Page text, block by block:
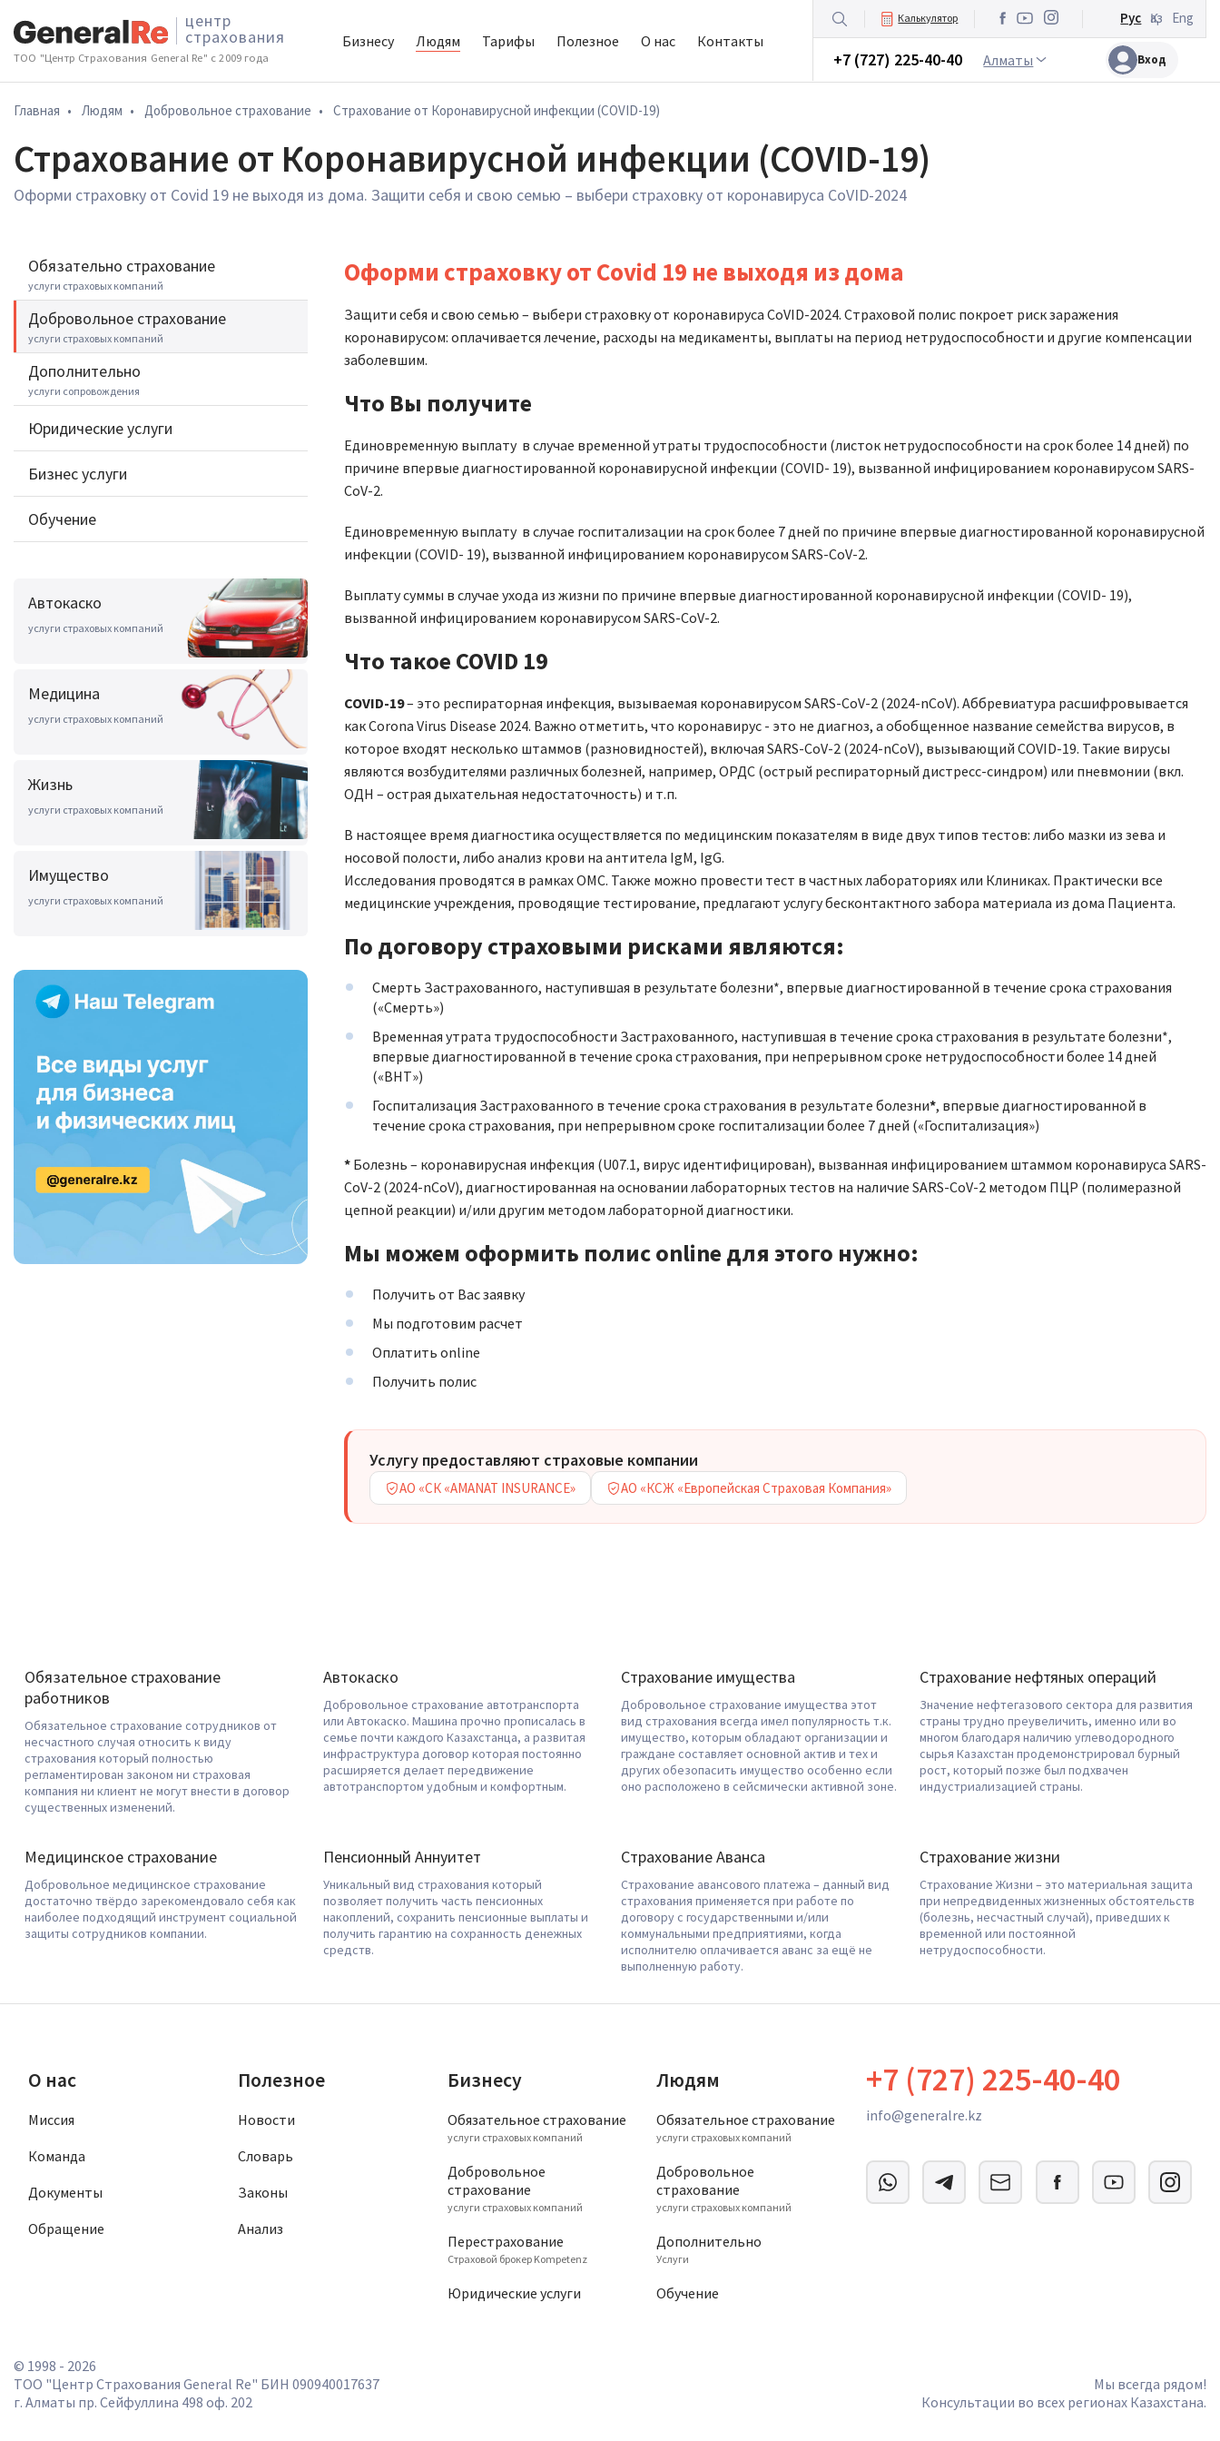
центр
страхования
ТОО "Центр Страхования General Re" с 2009 года
Бизнесу Людям Тарифы Полезное О нас Контакты
Калькулятор Рус Қаз Eng
+7 (727) 225-40-40 Алматы Вход
Главная • Людям • Добровольное cтрахование • Страхование от Коронавирусной инфекции (COVID-19)
Страхование от Коронавирусной инфекции (COVID-19)
Оформи страховку от Covid 19 не выходя из дома. Защити себя и свою семью – выбери страховку от коронавируса CoVID-2024
Обязательно страхование
услуги страховых компаний
Добровольное cтрахование
услуги страховых компаний
Дополнительно
услуги сопровождения
Юридические услуги
Бизнес услуги
Обучение
Автокаско
услуги страховых компаний
Медицина
услуги страховых компаний
Жизнь
услуги страховых компаний
Имущество
услуги страховых компаний
Оформи страховку от Covid 19 не выходя из дома
Защити себя и свою семью – выбери страховку от коронавируса CoVID-2024. Страховой полис покроет риск заражения
коронавирусом: оплачивается лечение, расходы на медикаменты, выплаты на период нетрудоспособности и другие компенсации
заболевшим.
Что Вы получите
Единовременную выплату в случае временной утраты трудоспособности (листок нетрудоспособности на срок более 14 дней) по
причине впервые диагностированной коронавирусной инфекции (COVID- 19), вызванной инфицированием коронавирусом SARS-
CoV-2.
Единовременную выплату в случае госпитализации на срок более 7 дней по причине впервые диагностированной коронавирусной
инфекции (COVID- 19), вызванной инфицированием коронавирусом SARS-CoV-2.
Выплату суммы в случае ухода из жизни по причине впервые диагностированной коронавирусной инфекции (COVID- 19),
вызванной инфицированием коронавирусом SARS-CoV-2.
Что такое COVID 19
COVID-19– это респираторная инфекция, вызываемая коронавирусом SARS-CoV-2 (2024-nCoV). Аббревиатура расшифровывается
как Corona Virus Disease 2024. Важно отметить, что коронавирус - это не диагноз, а обобщенное название семейства вирусов, в
которое входят несколько штаммов (разновидностей), включая SARS-CoV-2 (2024-nCoV), вызывающий COVID-19. Такие вирусы
являются возбудителями различных болезней, например, ОРДС (острый респираторный дистресс-синдром) или пневмонии (вкл.
ОДН – острая дыхательная недостаточность) и т.п.
В настоящее время диагностика осуществляется по медицинским показателям в виде двух типов тестов: либо мазки из зева и
носовой полости, либо анализ крови на антитела IgM, IgG.
Исследования проводятся в рамках ОМС. Также можно провести тест в частных лабораториях или Клиниках. Практически все
медицинские учреждения, проводящие тестирование, предлагают услугу бесконтактного забора материала из дома Пациента.
По договору страховыми рисками являются:
Cмерть Застрахованного, наступившая в результате болезни*, впервые диагностированной в течение срока страхования
(«Смерть»)
Временная утрата трудоспособности Застрахованного, наступившая в течение срока страхования в результате болезни*,
впервые диагностированной в течение срока страхования, при непрерывном сроке нетрудоспособности более 14 дней
(«ВНТ»)
Госпитализация Застрахованного в течение срока страхования в результате болезни*, впервые диагностированной в
течение срока страхования, при непрерывном сроке госпитализации более 7 дней («Госпитализация»)
* Болезнь – коронавирусная инфекция (U07.1, вирус идентифицирован), вызванная инфицированием штаммом коронавируса SARS-
CoV-2 (2024-nCoV), диагностированная на основании лабораторных тестов на наличие SARS-CoV-2 методом ПЦР (полимеразной
цепной реакции) и/или другим методом лабораторной диагностики.
Мы можем оформить полис online для этого нужно:
Получить от Вас заявку
Мы подготовим расчет
Оплатить online
Получить полис
Услугу предоставляют страховые компании
АО «СК «AMANAT INSURANCE» АО «КСЖ «Европейская Страховая Компания»
Обязательное страхование
работников
Обязательное страхование сотрудников от
несчастного случая относить к виду
страхования который полностью
регламентирован законом ни страховая
компания ни клиент не могут внести в договор
существенных изменений.
Автокаско
Добровольное страхование автотранспорта
или Автокаско. Машина прочно прописалась в
семье почти каждого Казахстанца, а развитая
инфраструктура договор которая постоянно
расширяется делает передвижение
автотранспортом удобным и комфортным.
Страхование имущества
Добровольное страхование имущества этот
вид страхования всегда имел популярность т.к.
имущество, которым обладают организации и
граждане составляет основной актив и тех и
других обезопасить имущество особенно если
оно расположено в сейсмически активной зоне.
Страхование нефтяных операций
Значение нефтегазового сектора для развития
страны трудно преувеличить, именно или во
многом благодаря наличию углеводородного
сырья Казахстан продемонстрировал бурный
рост, который позже был подхвачен
индустриализацией страны.
Медицинское страхование
Добровольное медицинское страхование
достаточно твёрдо зарекомендовало себя как
наиболее подходящий инструмент социальной
защиты сотрудников компании.
Пенсионный Аннуитет
Уникальный вид страхования который
позволяет получить часть пенсионных
накоплений, сохранить пенсионные выплаты и
получить гарантию на сохранность денежных
средств.
Страхование Аванса
Страхование авансового платежа – данный вид
страхования применяется при работе по
договору с государственными и/или
коммунальными предприятиями, когда
исполнителю оплачивается аванс за ещё не
выполненную работу.
Страхование жизни
Страхование Жизни – это материальная защита
при непредвиденных жизненных обстоятельств
(болезнь, несчастный случай), приведших к
временной или постоянной
нетрудоспособности.
О нас
Миссия
Команда
Документы
Обращение
Полезное
Новости
Словарь
Законы
Анализ
Бизнесу
Обязательное страхование
услуги страховых компаний
Добровольное
cтрахование
услуги страховых компаний
Перестрахование
Страховой брокер Kompetenz
Юридические услуги
Людям
Обязательное страхование
услуги страховых компаний
Добровольное
cтрахование
услуги страховых компаний
Дополнительно
Услуги
Обучение
+7 (727) 225-40-40
info@generalre.kz
© 1998 - 2026
ТОО "Центр Страхования General Re" БИН 090940017637
г. Алматы пр. Сейфуллина 498 оф. 202
Мы всегда рядом!
Консультации во всех регионах Казахстана.